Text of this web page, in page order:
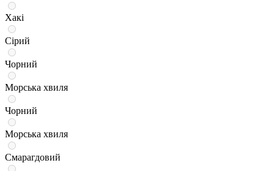
Хакі
Сірий
Чорний
Морська хвиля
Чорний
Морська хвиля
Смарагдовий